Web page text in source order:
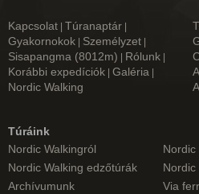
Kapcsolat Túranaptár
Gyakornokok Személyzet
Sisapangma (8012m) Rólunk
Korábbi expedíciók Galéria
Nordic Walking
Túráink
Nordic Walkingról
Nordic
Nordic Walking edzőtúrák
Nordic
Archívumunk
Via